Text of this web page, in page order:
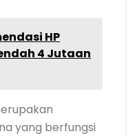
HP
4 Jutaan
yang berfungsi